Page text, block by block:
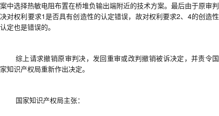
案中选择热敏电阻布置在桥堆负输出端附近的技术方案。 最后由于原审判
决对权利要求1是否具有创造性的认定错误，故对权利要求2、4的创造性
认定也是错误的。
综上请求撤销原审判决， 发回重审或改判撤销被诉决定 ， 并责令国
家知识产权局重新作出决定。
国家知识产权局主张：